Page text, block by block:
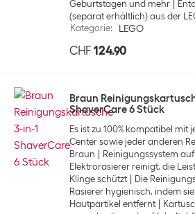
Geburtstagen und mehr
(separat erhältlich) aus der
Kategorie: LEGO
CHF 124.90
Braun
ShaverCare 6 Stück
Es ist zu 100% kompatibel mit
Center sowie jeder anderen
Braun
Reinigungssystem
Elektrorasierer reinigt, die
Klinge schützt
Die
Rasierer hygienisch, indem
Hautpartikel entfernt